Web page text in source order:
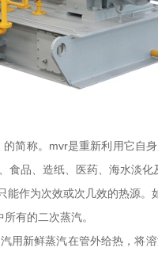
简称。mvr是重新利用它自
品、造纸、医药、海水淡化
作为次效或次几效的热源
有的二次蒸汽。
用新鲜蒸汽在管外给热，将